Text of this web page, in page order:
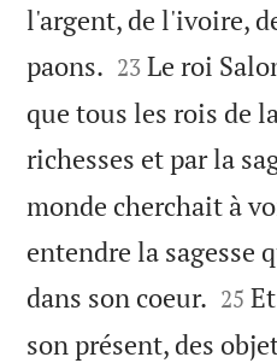
l'argent, de l'ivoire,
paons. 

23 Le roi
que tous les rois de
richesses et par la
monde cherchait à
entendre la sagesse
dans son coeur. 

25
son présent, des